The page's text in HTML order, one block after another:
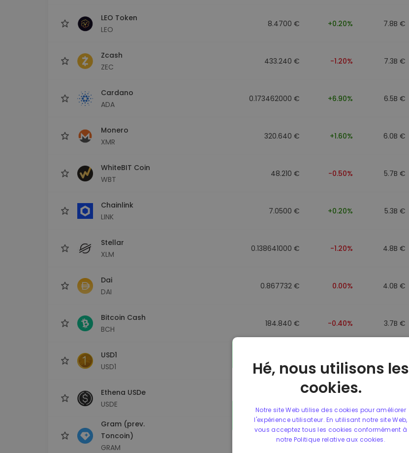
LEO Token
LEO
8.4700 € +0.20% 7.8B €
Zcash
ZEC
433.240 € -1.20% 7.3B €
Cardano
ADA
0.173462000 € +6.90% 6.5B €
Monero
XMR
320.640 € +1.60% 6.0B €
WhiteBIT Coin
WBT
48.210 € -0.50% 5.7B €
Chainlink
LINK
7.0500 € +0.20% 5.3B €
Stellar
XLM
0.138641000 € -1.20% 4.8B €
Dai
DAI
0.867732 € 0.00% 4.0B €
Bitcoin Cash
BCH
184.840 € -0.40% 3.7B €
USD1
USD1
0.867499 € 0.00% 3.5B €
Ethena USDe
USDE
Gram (prev.
Toncoin)
GRAM
1.160000 € -4.10%
Hé, nous utilisons les
cookies.
Notre site Web utilise des cookies pour améliorer
l'expérience utilisateur. En utilisant notre site Web,
vous acceptez tous les cookies conformément à
notre Politique relative aux cookies.